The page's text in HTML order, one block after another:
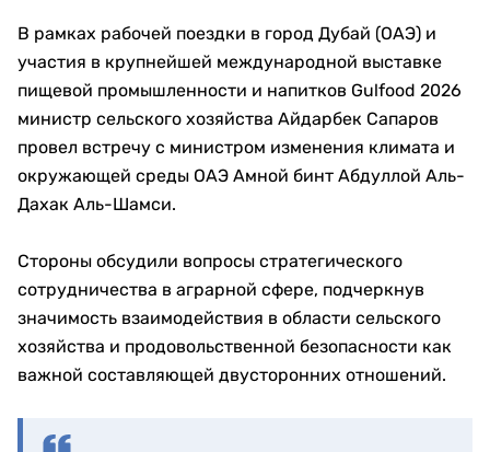
В рамках рабочей поездки в город Дубай (ОАЭ) и
участия в крупнейшей международной выставке
пищевой промышленности и напитков Gulfood 2026
министр сельского хозяйства Айдарбек Сапаров
провел встречу с министром изменения климата и
окружающей среды ОАЭ Амной бинт Абдуллой Аль-
Дахак Аль-Шамси.
Стороны обсудили вопросы стратегического
сотрудничества в аграрной сфере, подчеркнув
значимость взаимодействия в области сельского
хозяйства и продовольственной безопасности как
важной составляющей двусторонних отношений.